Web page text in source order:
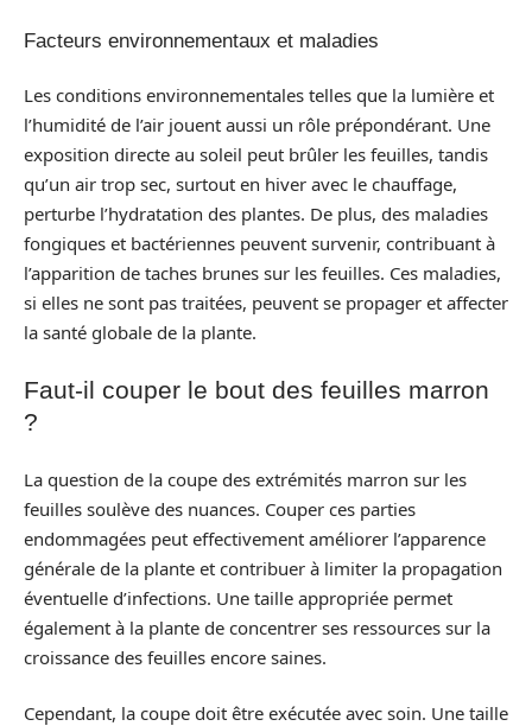
Facteurs environnementaux et maladies
Les conditions environnementales telles que la lumière et
l’humidité de l’air jouent aussi un rôle prépondérant. Une
exposition directe au soleil peut brûler les feuilles, tandis
qu’un air trop sec, surtout en hiver avec le chauffage,
perturbe l’hydratation des plantes. De plus, des maladies
fongiques et bactériennes peuvent survenir, contribuant à
l’apparition de taches brunes sur les feuilles. Ces maladies,
si elles ne sont pas traitées, peuvent se propager et affecter
la santé globale de la plante.
Faut-il couper le bout des feuilles marron
?
La question de la coupe des extrémités marron sur les
feuilles soulève des nuances. Couper ces parties
endommagées peut effectivement améliorer l’apparence
générale de la plante et contribuer à limiter la propagation
éventuelle d’infections. Une taille appropriée permet
également à la plante de concentrer ses ressources sur la
croissance des feuilles encore saines.
Cependant, la coupe doit être exécutée avec soin. Une taille